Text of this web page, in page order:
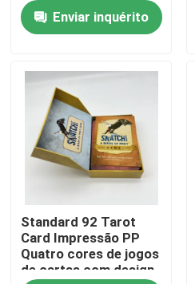
Produtos
Vídeos
Sobre nós
Recurso
Contacte-nos
Enviar inquérito
Standard 92 Tarot
Card Impressão PP
Quatro cores de jogos
de cartas com design